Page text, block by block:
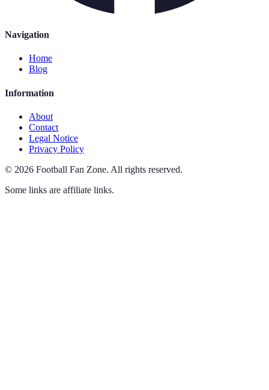
Navigation
Home
Blog
Information
About
Contact
Legal Notice
Privacy Policy
© 2026 Football Fan Zone. All rights reserved.
Some links are affiliate links.